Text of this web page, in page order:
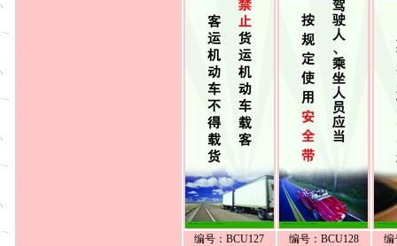
编号：BCU127 编号：BCU128 编